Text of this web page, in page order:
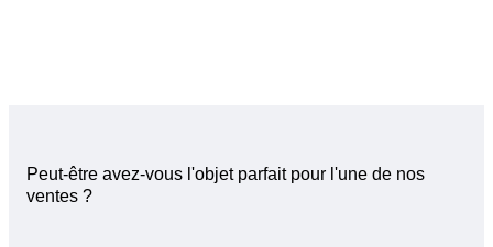
Peut-être avez-vous l'objet parfait pour l'une de nos
ventes ?